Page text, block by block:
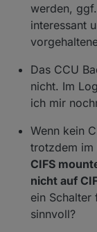
werden,
interessant
Das CCU
nicht. Im
ich mir
Wenn kein
trotzdem im
CIFS
nicht auf
ein Schalter
sinnvoll?